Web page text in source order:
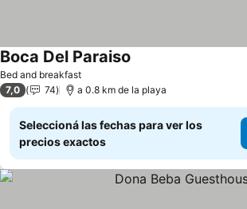
Bed and breakfast
Boca Del Paraiso
7,0 74 a 0.8 km de la playa
Seleccioná las fechas para ver los
precios exactos